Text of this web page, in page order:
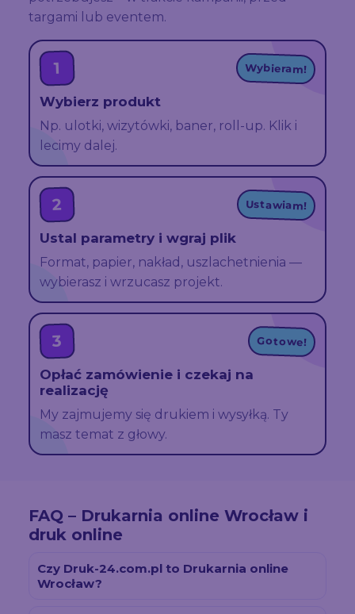
targami lub eventem.
1 Wybieram!
Wybierz produkt
Np. ulotki, wizytówki, baner, roll-up. Klik i
lecimy dalej.
2 Ustawiam!
Ustal parametry i wgraj plik
Format, papier, nakład, uszlachetnienia —
wybierasz i wrzucasz projekt.
3 Gotowe!
Opłać zamówienie i czekaj na
realizację
My zajmujemy się drukiem i wysyłką. Ty
masz temat z głowy.
FAQ – Drukarnia online Wrocław i
druk online
Czy Druk-24.com.pl to Drukarnia online
Wrocław?